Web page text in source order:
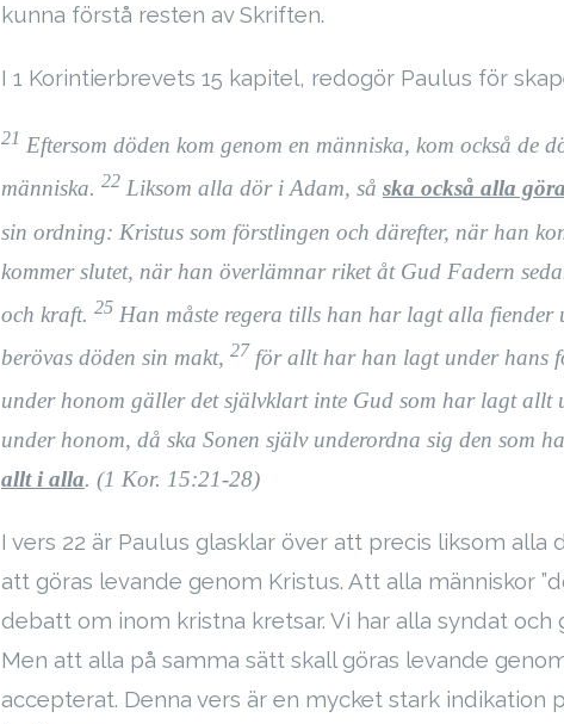
kunna förstå resten av Skriften.
I 1 Korintierbrevets 15 kapitel, redogör Paulus för
21 Eftersom döden kom genom en människa, kom också de
människa. 22 Liksom alla dör i Adam, så ska också alla
sin ordning: Kristus som förstlingen och därefter, när han
kommer slutet, när han överlämnar riket åt Gud Fadern
och kraft. 25 Han måste regera tills han har lagt alla fiender
berövas döden sin makt, 27 för allt har han lagt under hans
under honom gäller det självklart inte Gud som har lagt allt
under honom, då ska Sonen själv underordna sig den som
allt i alla. (1 Kor. 15:21-28)
I vers 22 är Paulus glasklar över att precis liksom
att göras levande genom Kristus. Att alla människor
debatt om inom kristna kretsar. Vi har alla syndat
Men att alla på samma sätt skall göras levande
accepterat. Denna vers är en mycket stark indikation